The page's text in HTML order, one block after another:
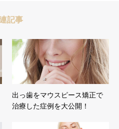
記事
出っ歯をマウスピース矯正で
治療した症例を大公開！